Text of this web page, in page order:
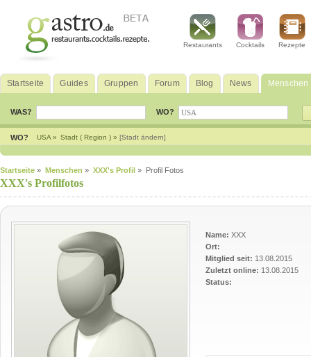
Restaurants Cocktails Rezepte
Startseite Guides Gruppen Forum Blog News Menschen
WAS? WO?
WO? USA » Stadt ( Region ) » [Stadt ändern]
Startseite » Menschen » XXX's Profil » Profil Fotos
XXX's Profilfotos
Name: XXX
Ort:
Mitglied seit: 13.08.2015
Zuletzt online: 13.08.2015
Status: